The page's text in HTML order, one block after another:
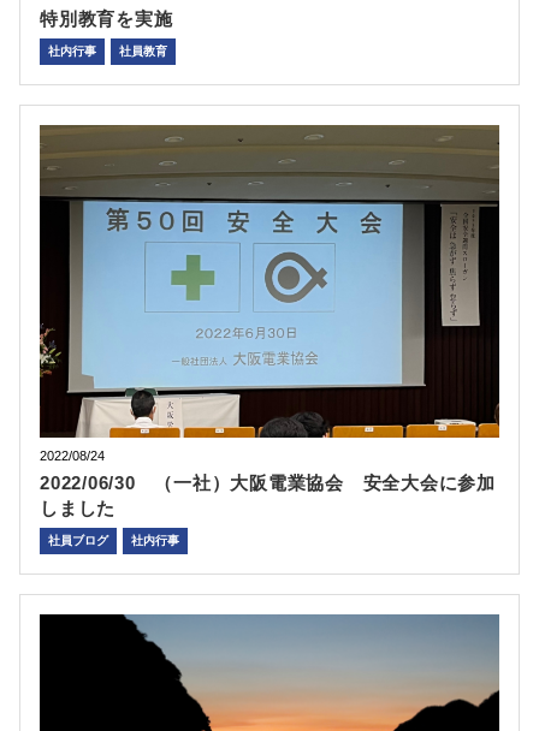
特別教育を実施
社内行事 社員教育
2022/08/24
2022/06/30 （一社）大阪電業協会 安全大会に参加
しました
社員ブログ 社内行事